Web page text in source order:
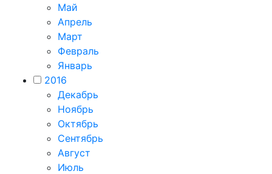
Май
Апрель
Март
Февраль
Январь
2016
Декабрь
Ноябрь
Октябрь
Сентябрь
Август
Июль